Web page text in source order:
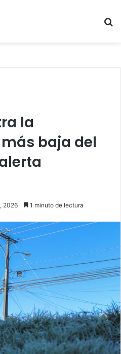
la
baja del
2026 1 minuto de lectura